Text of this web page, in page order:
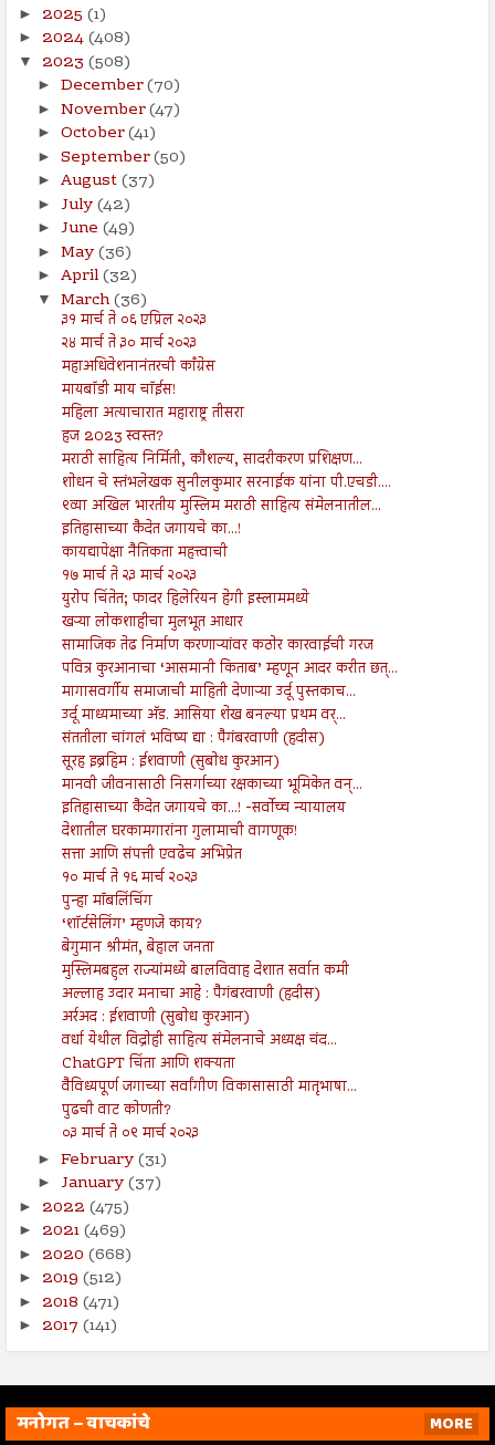
► 2025 (1)
► 2024(408)
▼ 2023 (508)
► December(70)
► November(47)
► October(41)
► September(50)
► August(37)
► July(42)
► June (49)
► May(36)
► April(32)
▼ March(36)
३१ मार्च ते ०६ एप्रिल २०२३
२४ मार्च ते ३० मार्च २०२३
महाअधिवेशनानंतरची काँग्रेस
मायबॉडी माय चॉईस!
महिला अत्याचारात महाराष्ट्र तीसरा
हज 2023 स्वस्त?
मराठी साहित्य निर्मिती, कौशल्य, सादरीकरण प्रशिक्षण...
शोधन चे स्तंभलेखक सुनीलकुमार सरनाईक यांना पी.एचडी....
९व्या अखिल भारतीय मुस्लिम मराठी साहित्य संमेलनातील...
इतिहासाच्या कैदेत जगायचे का...!
कायद्यापेक्षा नैतिकता महत्त्वाची
१७ मार्च ते २३ मार्च २०२३
युरोप चिंतेत; फादर हिलेरियन हेगी इस्लाममध्ये
खऱ्या लोकशाहीचा मुलभूत आधार
सामाजिक तेढ निर्माण करणाऱ्यांवर कठोर कारवाईची गरज
पवित्र कुरआनाचा ‘आसमानी किताब’ म्हणून आदर करीत छत्...
मागासवर्गीय समाजाची माहिती देणाऱ्या उर्दू पुस्तकाच...
उर्दू माध्यमाच्या अ‍ॅड. आसिया शेख बनल्या प्रथम वर्...
संततीला चांगलं भविष्य द्या : पैगंबरवाणी (हदीस)
सूरह इब्रहिम : ईशवाणी (सुबोध कुरआन)
मानवी जीवनासाठी निसर्गाच्या रक्षकाच्या भूमिकेत वन्...
इतिहासाच्या कैदेत जगायचे का...! -सर्वोच्च न्यायालय
देशातील घरकामगारांना गुलामाची वागणूक!
सत्ता आणि संपत्ती एवढेच अभिप्रेत
१० मार्च ते १६ मार्च २०२३
पुन्हा मॉबलिंचिंग
‘शॉर्टसेलिंग’ म्हणजे काय?
बेगुमान श्रीमंत, बेहाल जनता
मुस्लिमबहुल राज्यांमध्ये बालविवाह देशात सर्वात कमी
अल्लाह उदार मनाचा आहे : पैगंबरवाणी (हदीस)
अर्रअद : ईशवाणी (सुबोध कुरआन)
वर्धा येथील विद्रोही साहित्य संमेलनाचे अध्यक्ष चंद...
ChatGPT चिंता आणि शक्यता
वैविध्यपूर्ण जगाच्या सर्वांगीण विकासासाठी मातृभाषा...
पुढची वाट कोणती?
०३ मार्च ते ०९ मार्च २०२३
► February(31)
► January(37)
► 2022 (475)
► 2021(469)
► 2020 (668)
► 2019 (512)
► 2018 (471)
► 2017 (141)
मनोगत – वाचकांचे MORE